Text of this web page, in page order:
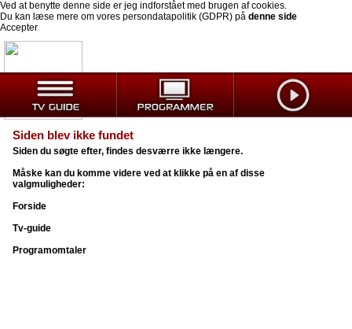
Ved at benytte denne side er jeg indforstået med brugen af cookies.
Du kan læse mere om vores persondatapolitik (GDPR) på denne side
Accepter
Siden blev ikke fundet
Siden du søgte efter, findes desværre ikke længere.
Måske kan du komme videre ved at klikke på en af disse
valgmuligheder:
Forside
Tv-guide
Programomtaler